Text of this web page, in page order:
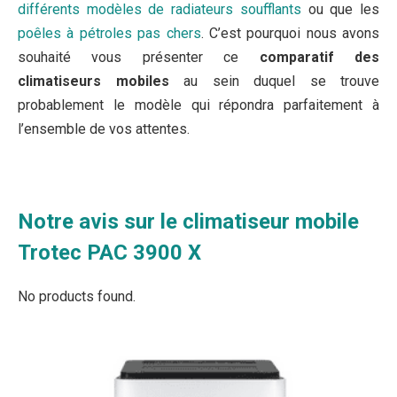
différents modèles de radiateurs soufflants ou que les
poêles à pétroles pas chers. C’est pourquoi nous avons
souhaité vous présenter ce comparatif des
climatiseurs mobiles au sein duquel se trouve
probablement le modèle qui répondra parfaitement à
l’ensemble de vos attentes.
Notre avis sur le climatiseur mobile
Trotec PAC 3900 X
No products found.